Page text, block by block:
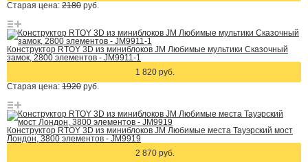
Старая цена: 2180 руб.
Конструктор RTOY 3D из миниблоков JM Любимые мультики Сказочный
замок, 2800 элементов - JM9911-1
1 820 руб.
Старая цена: 1920 руб.
Конструктор RTOY 3D из миниблоков JM Любимые места Тауэрский мост
Лондон, 3800 элементов - JM9919
2 870 руб.